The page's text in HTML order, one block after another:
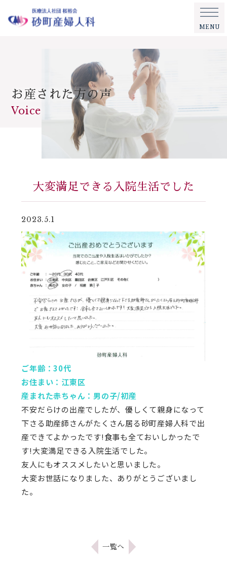
MENU
お産された方の声
Voice
大変満足できる入院生活でした
2023.5.1
ご年齢：30代
お住まい：江東区
産まれた赤ちゃん：男の子/初産
不安だらけの出産でしたが、優しくて親身になって
下さる助産師さんがたくさん居る砂町産婦人科で出
産できてよかったです!食事も全ておいしかったで
す!大変満足できる入院生活でした。
友人にもオススメしたいと思いました。
大変お世話になりました、ありがとうございまし
た。
一覧へ